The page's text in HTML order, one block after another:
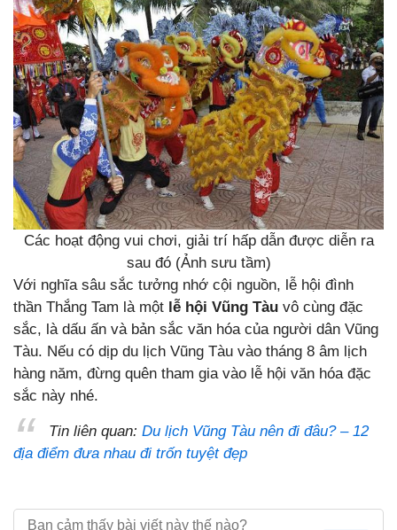
Các hoạt động vui chơi, giải trí hấp dẫn được diễn ra
sau đó (Ảnh sưu tầm)
Với nghĩa sâu sắc tưởng nhớ cội nguồn, lễ hội đình
thần Thắng Tam là một lễ hội Vũng Tàu vô cùng đặc
sắc, là dấu ấn và bản sắc văn hóa của người dân Vũng
Tàu. Nếu có dịp du lịch Vũng Tàu vào tháng 8 âm lịch
hàng năm, đừng quên tham gia vào lễ hội văn hóa đặc
sắc này nhé.
Tin liên quan: Du lịch Vũng Tàu nên đi đâu? – 12
địa điểm đưa nhau đi trốn tuyệt đẹp